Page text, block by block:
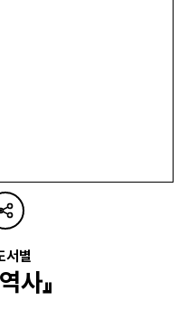
서별
사』